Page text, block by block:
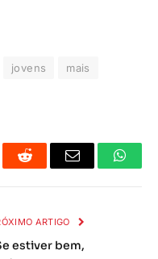
jovens
mais
Reddit
E-
ARTIGO
estiver bem,